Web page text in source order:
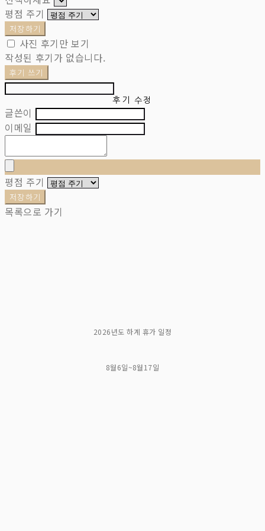
평점 주기
저장하기
사진 후기만 보기
작성된 후기가 없습니다.
후기 쓰기
후기 수정
글쓴이
이메일
평점 주기
저장하기
목록으로 가기
2026년도 하계 휴가 일정
8월6일~8월17일